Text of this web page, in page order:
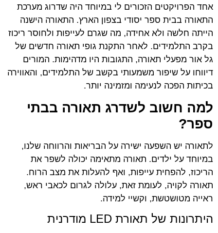
אחד הפרויקטים הזכורים לי במיוחד היה שדרוג מערכת
התאורה בבית ספר יסודי בצפון הארץ. התאורה הישנה
הייתה חלשה ולא אחידה, מה שגרם לעייפות ולחוסר ריכוז
בקרב התלמידים. לאחר התקנת גופי תאורה חדשים של
גל אור מפעלי תאורה, התגובות היו מדהימות. המורים
דיווחו על שיפור משמעותי בקשב של התלמידים, והאווירה
בכיתות הפכה לנעימה ומזמינה יותר.
למה חשוב לשדרג תאורה בבתי
ספר?
לתאורה יש השפעה ישירה על הבריאות והרווחה שלנו,
במיוחד על ילדים. תאורה מתאימה יכולה לשפר את
הריכוז, להפחית עייפות, ואף להעלות את מצב הרוח.
תאורה לקויה, לעומת זאת, עלולה לגרום לכאבי ראש,
ראייה מטושטשת, וקשיי למידה.
היתרונות של תאורת LED מודרנית